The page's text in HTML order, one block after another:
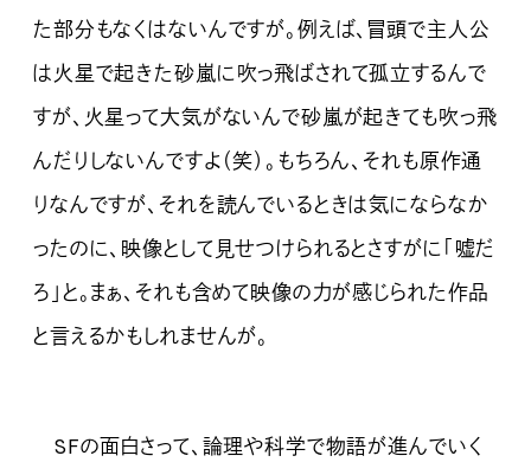
た部分もなくはないんですが。例えば、冒頭で主人公
は火星で起きた砂嵐に吹っ飛ばされて孤立するんで
すが、火星って大気がないんで砂嵐が起きても吹っ飛
んだりしないんですよ（笑）。もちろん、それも原作通
りなんですが、それを読んでいるときは気にならなか
ったのに、映像として見せつけられるとさすがに「嘘だ
ろ」と。まぁ、それも含めて映像の力が感じられた作品
と言えるかもしれませんが。
SFの面白さって、論理や科学で物語が進んでいく